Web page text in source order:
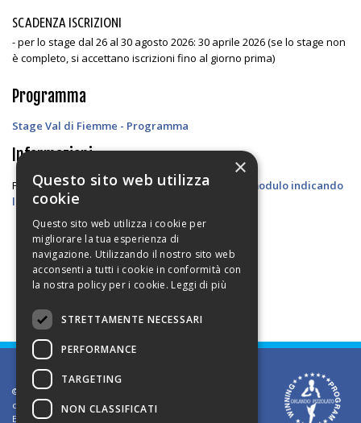
SCADENZA ISCRIZIONI
- per lo stage dal 26 al 30 agosto 2026: 30 aprile 2026 (se lo stage non
è completo, si accettano iscrizioni fino al giorno prima)
Programma
Stage Val di Fiemme - Programma
Informazioni
Per ricevere informazioni sullo stage,compila il modulo indicando
le localita' preferite
©2002 Informativa sui diritti d'autore. Le informazioni
contenute in questo sito sono solo per uso privato.
E' vietato riprodurre o divulgare in qualsiasi forma le
×
Questo sito web utilizza
cookie
Questo sito web utilizza i cookie per
migliorare la tua esperienza di
navigazione. Utilizzando il nostro sito web
acconsenti a tutti i cookie in conformità con
la nostra policy per i cookie. Leggi di più
STRETTAMENTE NECESSARI
PERFORMANCE
TARGETING
NON CLASSIFICATI